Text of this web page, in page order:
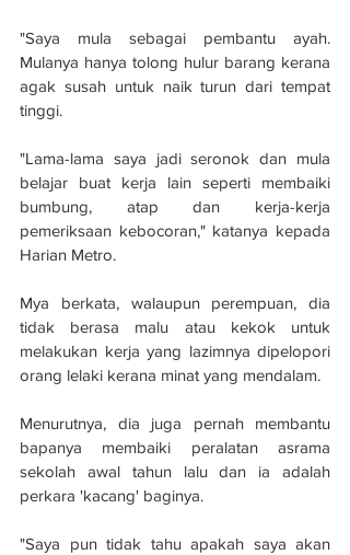
"Saya mula sebagai pembantu ayah.
Mulanya hanya tolong hulur barang kerana
agak susah untuk naik turun dari tempat
tinggi.
"Lama-lama saya jadi seronok dan mula
belajar buat kerja lain seperti membaiki
bumbung, atap dan kerja-kerja
pemeriksaan kebocoran," katanya kepada
Harian Metro.
Mya berkata, walaupun perempuan, dia
tidak berasa malu atau kekok untuk
melakukan kerja yang lazimnya dipelopori
orang lelaki kerana minat yang mendalam.
Menurutnya, dia juga pernah membantu
bapanya membaiki peralatan asrama
sekolah awal tahun lalu dan ia adalah
perkara 'kacang' baginya.
"Saya pun tidak tahu apakah saya akan